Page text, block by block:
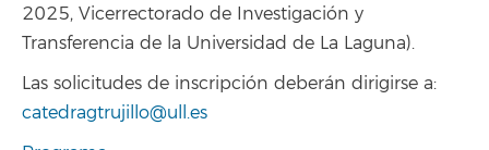
2025, Vicerrectorado de Investigación y
Transferencia de la Universidad de La Laguna).
Las solicitudes de inscripción deberán dirigirse a:
catedragtrujillo@ull.es